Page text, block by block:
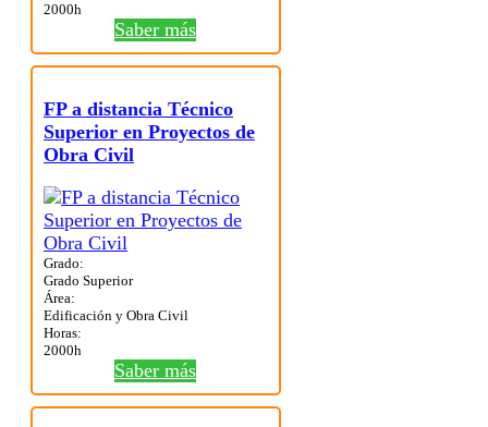
2000h
Saber más
FP a distancia Técnico
Superior en Proyectos de
Obra Civil
Grado:
Grado Superior
Área:
Edificación y Obra Civil
Horas:
2000h
Saber más